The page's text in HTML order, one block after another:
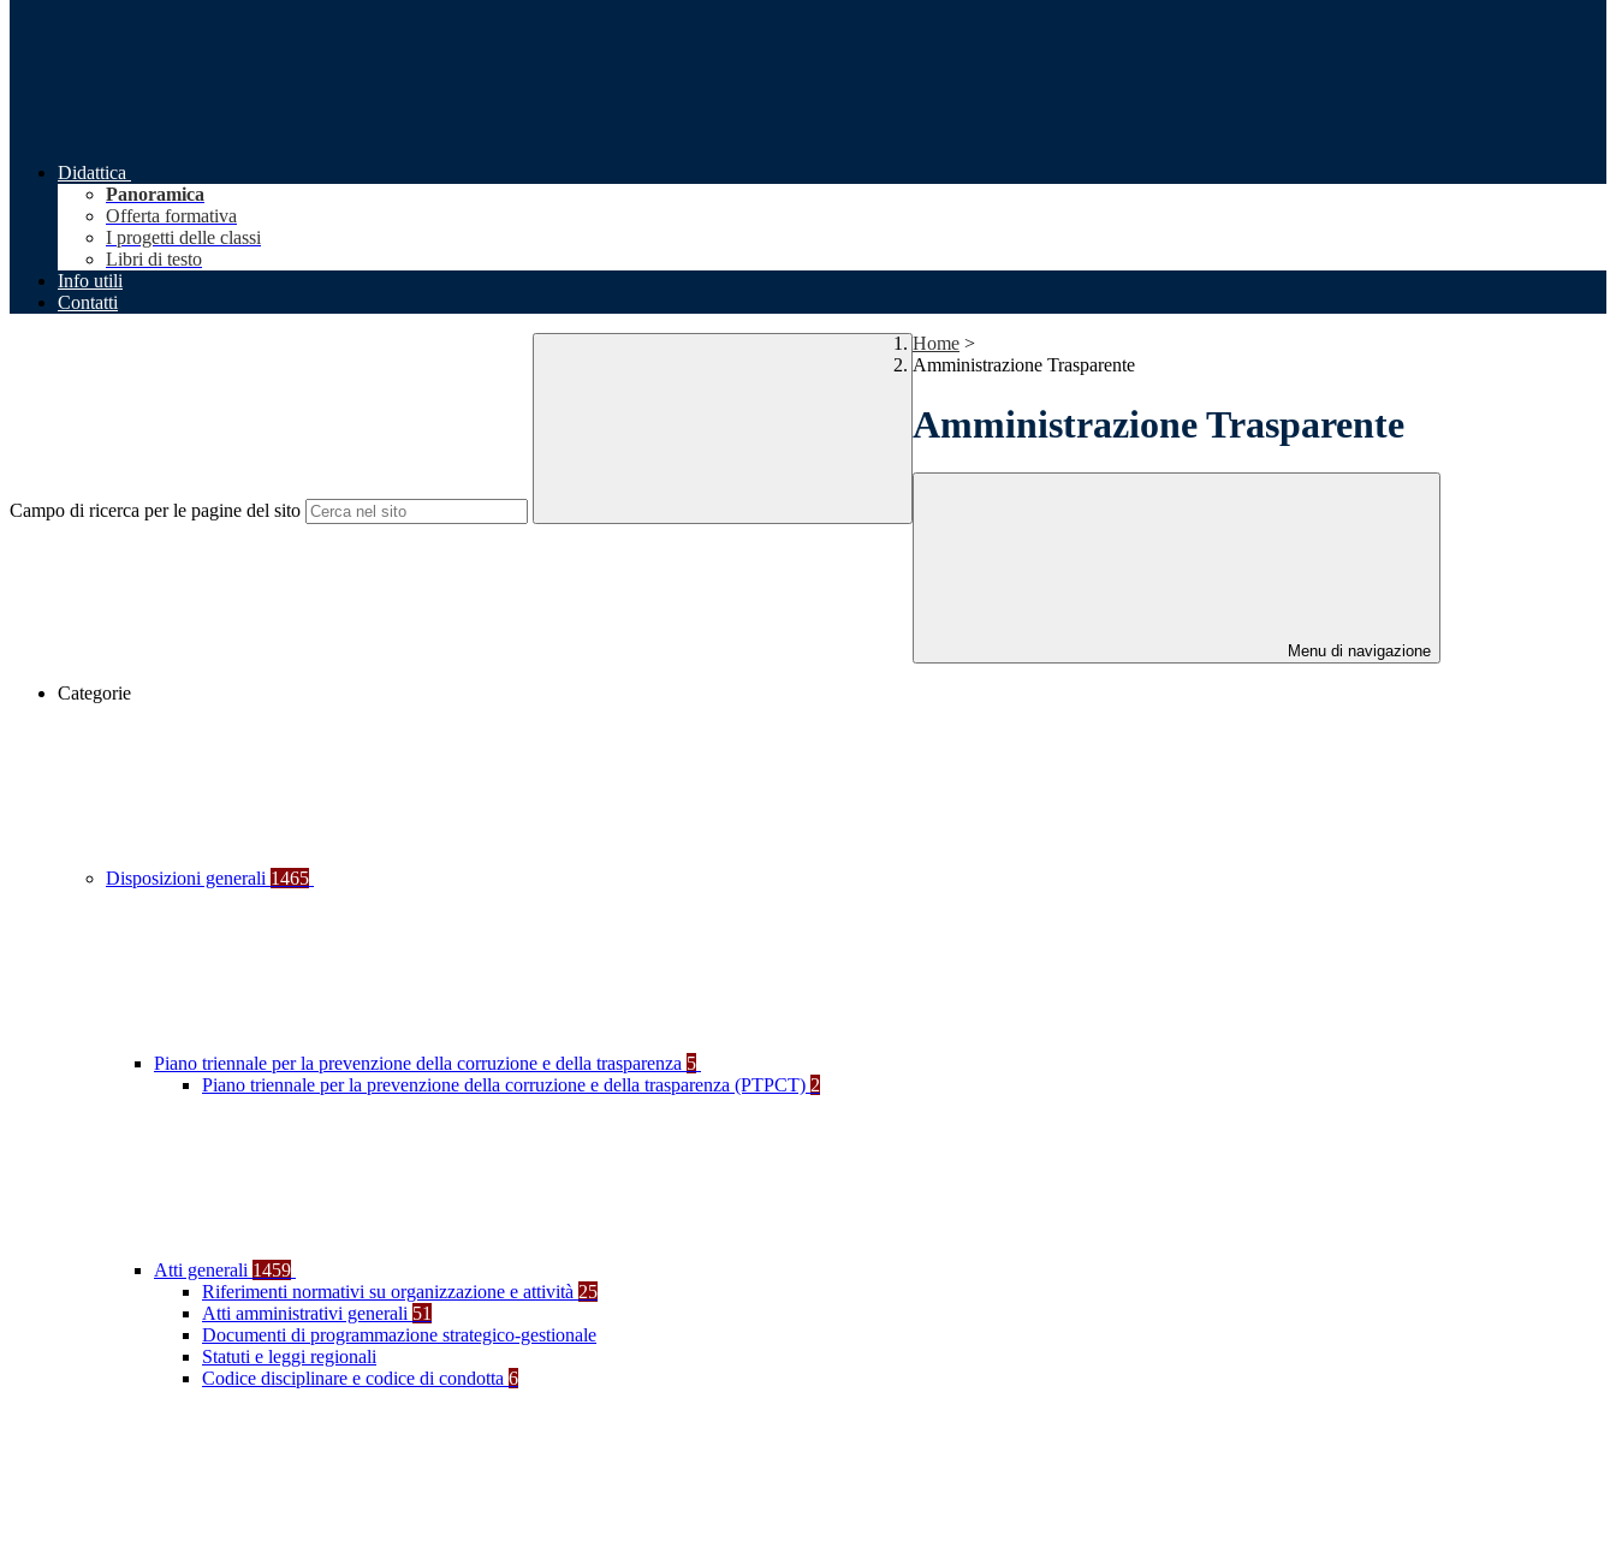
Didattica
Panoramica
Offerta formativa
I progetti delle classi
Libri di testo
Info utili
Contatti
Campo di ricerca per le pagine del sito
Home >
Amministrazione Trasparente
Amministrazione Trasparente
Menu di navigazione
Categorie
Disposizioni generali 1465
Piano triennale per la prevenzione della corruzione e della trasparenza 5
Piano triennale per la prevenzione della corruzione e della trasparenza (PTPCT) 2
Atti generali 1459
Riferimenti normativi su organizzazione e attività 25
Atti amministrativi generali 51
Documenti di programmazione strategico-gestionale
Statuti e leggi regionali
Codice disciplinare e codice di condotta 6